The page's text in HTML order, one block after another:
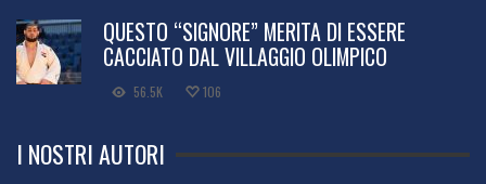
QUESTO “SIGNORE” MERITA DI ESSERE
CACCIATO DAL VILLAGGIO OLIMPICO
56.5K 106
I NOSTRI AUTORI